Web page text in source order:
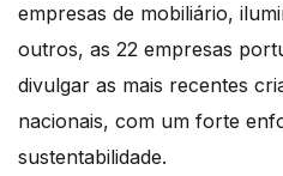
empresas de mobiliário,
outros, as 22 empresas
divulgar as mais recentes
nacionais, com um forte
sustentabilidade.